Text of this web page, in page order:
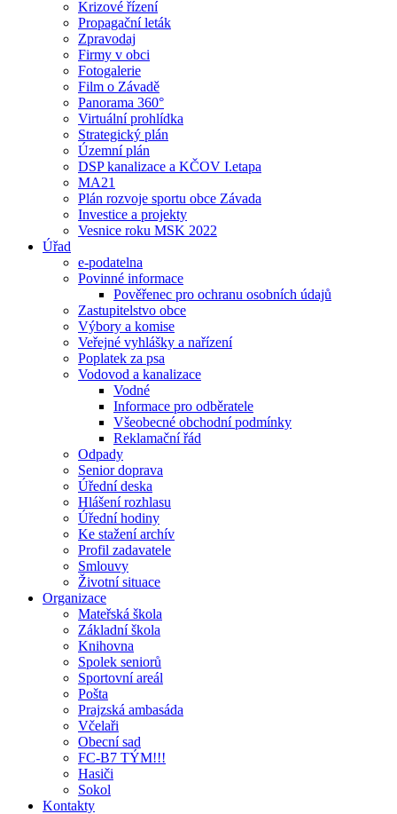
Krizové řízení
Propagační leták
Zpravodaj
Firmy v obci
Fotogalerie
Film o Závadě
Panorama 360°
Virtuální prohlídka
Strategický plán
Územní plán
DSP kanalizace a KČOV I.etapa
MA21
Plán rozvoje sportu obce Závada
Investice a projekty
Vesnice roku MSK 2022
Úřad
e-podatelna
Povinné informace
Pověřenec pro ochranu osobních údajů
Zastupitelstvo obce
Výbory a komise
Veřejné vyhlášky a nařízení
Poplatek za psa
Vodovod a kanalizace
Vodné
Informace pro odběratele
Všeobecné obchodní podmínky
Reklamační řád
Odpady
Senior doprava
Úřední deska
Hlášení rozhlasu
Úřední hodiny
Ke stažení archív
Profil zadavatele
Smlouvy
Životní situace
Organizace
Mateřská škola
Základní škola
Knihovna
Spolek seniorů
Sportovní areál
Pošta
Prajzská ambasáda
Včelaři
Obecní sad
FC-B7 TÝM!!!
Hasiči
Sokol
Kontakty